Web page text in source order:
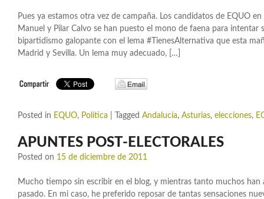
Pues ya estamos otra vez de campaña. Los candidatos de EQUO
Manuel y Pilar Calvo se han puesto el mono de faena para intentar
bipartidismo galopante con el lema #TienesAlternativa que esta
Madrid y Sevilla. Un lema muy adecuado, […]
Posted in EQUO, Política Tagged Andalucía, Asturias, elecciones,
APUNTES POST-ELECTORALES
Posted on 15 de diciembre de 2011
Mucho tiempo sin escribir en el blog, y mientras tanto muchos han
pasado. En mi caso, he preferido reposar de tantas sensaciones